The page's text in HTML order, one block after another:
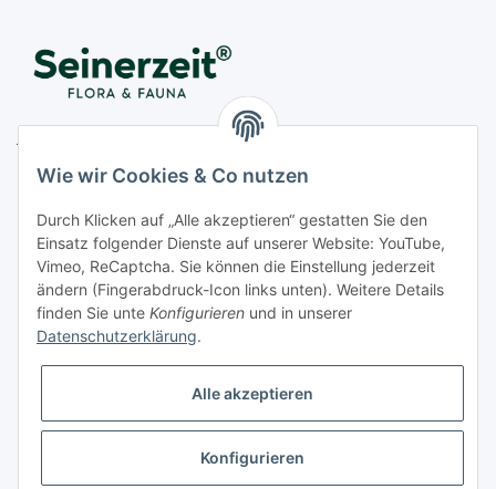
D - 10711 Berlin
Telefon+49 (0)30 364 123 80
Fax+49 (0)30 364 123 82
Mo-Fr von 11:00 - 17:00 Uhr
E-Mailoffice@seinerzeit-berlin.de
Gesetzliche Informationen
Wie wir Cookies & Co nutzen
Durch Klicken auf „Alle akzeptieren“ gestatten Sie den
Einsatz folgender Dienste auf unserer Website: YouTube,
Vimeo, ReCaptcha. Sie können die Einstellung jederzeit
ändern (Fingerabdruck-Icon links unten). Weitere Details
finden Sie unte Konfigurieren und in unserer
Datenschutzerklärung.
Alle akzeptieren
Konfigurieren